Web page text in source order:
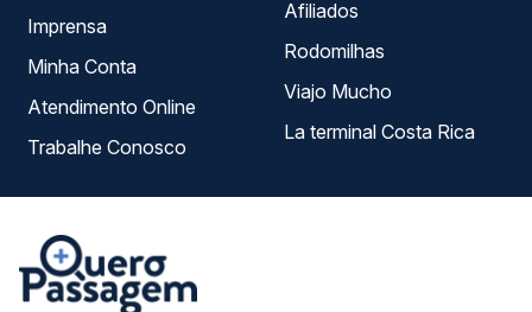
Imprensa
Minha Conta
Atendimento Online
Trabalhe Conosco
Afiliados
Rodomilhas
Viajo Mucho
La terminal Costa Rica